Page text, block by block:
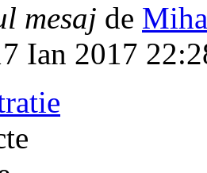
mesaj de
Ian 2017